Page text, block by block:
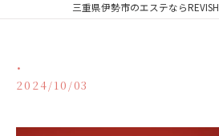
三重県伊勢市のエステなら
.
2024/10/03